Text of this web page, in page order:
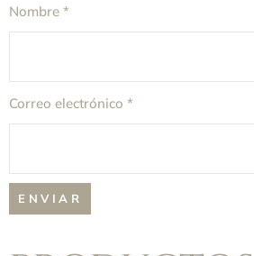
Nombre *
Correo electrónico *